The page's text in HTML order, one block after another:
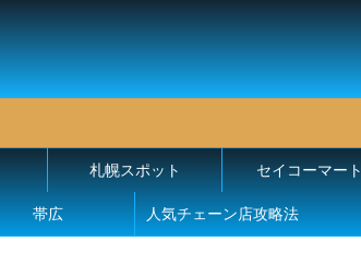
札幌スポット セイコーマート
帯広 人気チェーン店攻略法